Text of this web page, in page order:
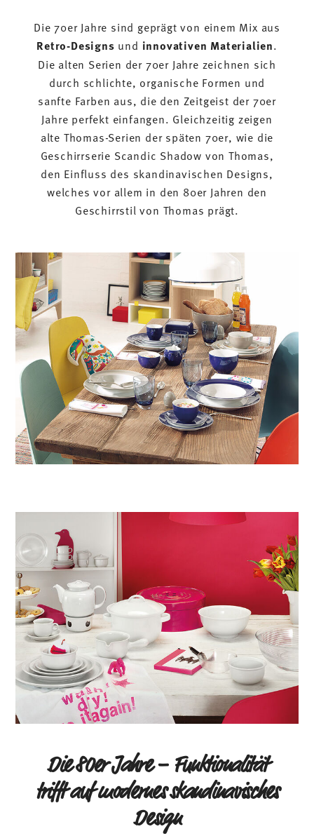
Die 70er Jahre sind geprägt von einem Mix aus
Retro-Designs und innovativen Materialien.
Die alten Serien der 70er Jahre zeichnen sich
durch schlichte, organische Formen und
sanfte Farben aus, die den Zeitgeist der 70er
Jahre perfekt einfangen. Gleichzeitig zeigen
alte Thomas-Serien der späten 70er, wie die
Geschirrserie Scandic Shadow von Thomas,
den Einfluss des skandinavischen Designs,
welches vor allem in den 80er Jahren den
Geschirrstil von Thomas prägt.
Die 80er Jahre – Funktionalität
trifft auf modernes skandinavisches
Design